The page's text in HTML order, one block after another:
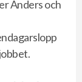
Anders och